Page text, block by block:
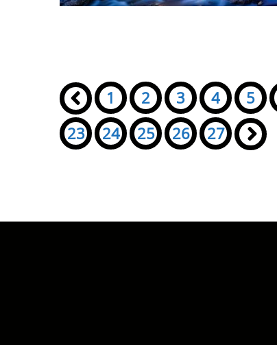
Seiten:
« 1 2 3 4 5
23
24 25 26 27 »